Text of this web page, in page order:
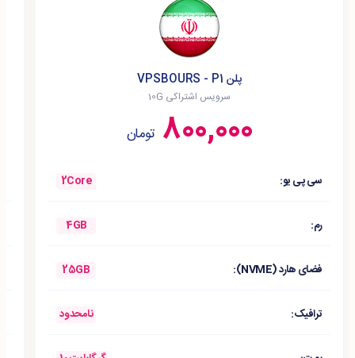
پلن VPSBOURS - P1
سرویس اشتراکی 10G
800,000 تومان
سی پی یو: 2Core
رم: 4GB
فضای هارد (NVME): 25GB
ترافیک: نامحدود